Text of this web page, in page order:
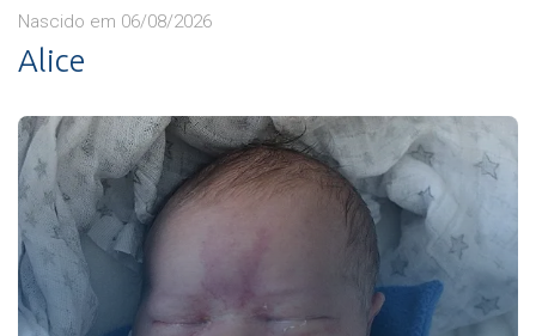
Nascido em 06/08/2026
Alice